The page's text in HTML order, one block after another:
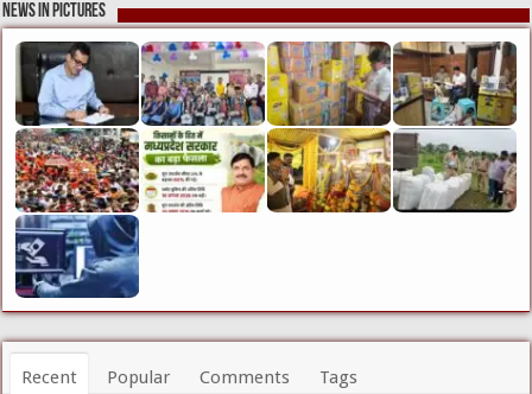
News in Pictures
Recent Popular Comments Tags